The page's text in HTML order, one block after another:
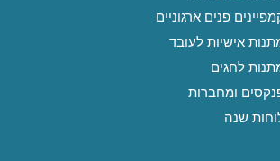
פנים ארגוניים
אישיות לעובד
לחגים
ומחברות
שנה